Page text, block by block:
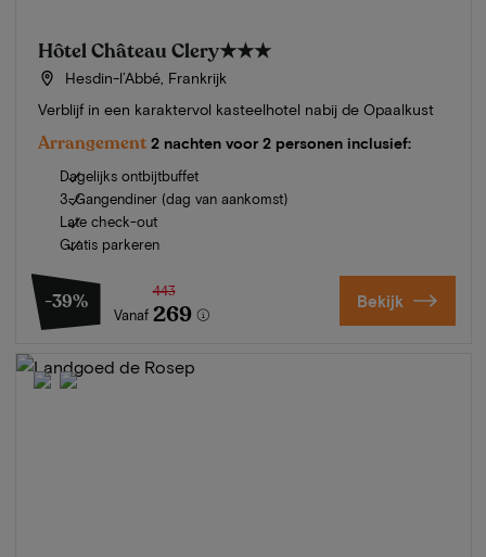
Hôtel Château Clery★★★
Hesdin-l’Abbé, Frankrijk
Verblijf in een karaktervol kasteelhotel nabij de Opaalkust
Arrangement 2 nachten voor 2 personen inclusief:
Dagelijks ontbijtbuffet
3-Gangendiner (dag van aankomst)
Late check-out
Gratis parkeren
-39%
Vanaf
443
269 Bekijk